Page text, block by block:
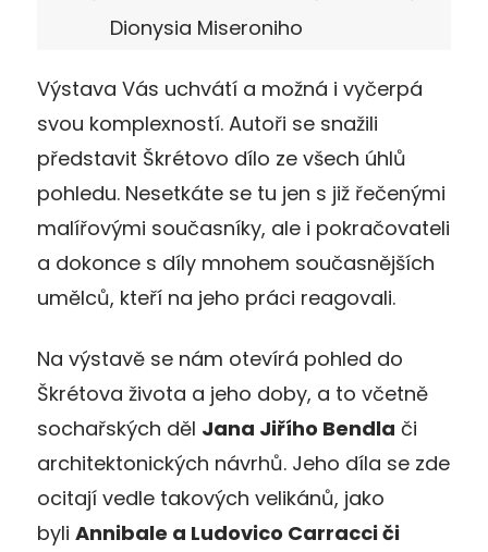
Dionysia Miseroniho
Výstava Vás uchvátí a možná i vyčerpá
svou komplexností. Autoři se snažili
představit Škrétovo dílo ze všech úhlů
pohledu. Nesetkáte se tu jen s již řečenými
malířovými současníky, ale i pokračovateli
a dokonce s díly mnohem současnějších
umělců, kteří na jeho práci reagovali.
Na výstavě se nám otevírá pohled do
Škrétova života a jeho doby, a to včetně
sochařských děl Jana Jiřího Bendla či
architektonických návrhů. Jeho díla se zde
ocitají vedle takových velikánů, jako
byli Annibale a Ludovico Carracci či